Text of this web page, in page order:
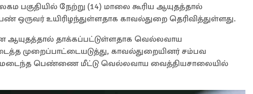
பகுதியில் நேற்று (14) மாலை கூரிய ஆயுதத்தால்
ஒருவர் உயிரிழந்துள்ளதாக காவல்துறை தெரிவித்துள்ளது.
ஆயுதத்தால் தாக்கப்பட்டுள்ளதாக வெல்லவாய
முறைப்பாட்டையடுத்து, காவல்துறையினர் சம்பவ
பெண்ணை மீட்டு வெல்லவாய வைத்தியசாலையில்